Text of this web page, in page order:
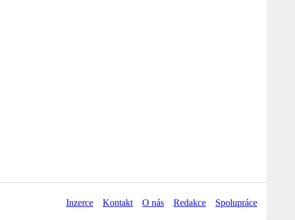
Inzerce Kontakt O nás Redakce Spolupráce